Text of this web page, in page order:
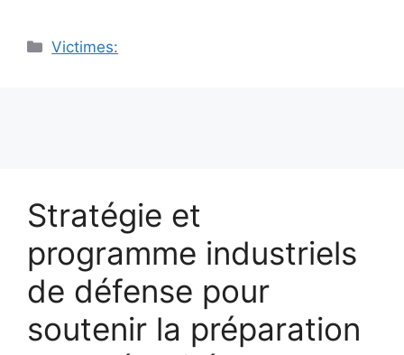
Catégories
Victimes:
Stratégie et
programme industriels
de défense pour
soutenir la préparation